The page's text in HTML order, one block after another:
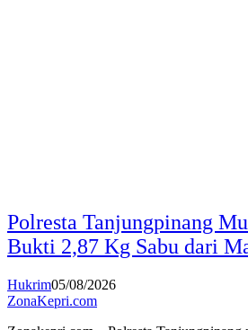
Polresta Tanjungpinang
Bukti 2,87 Kg Sabu dari
Hukrim05/08/2026
ZonaKepri.com